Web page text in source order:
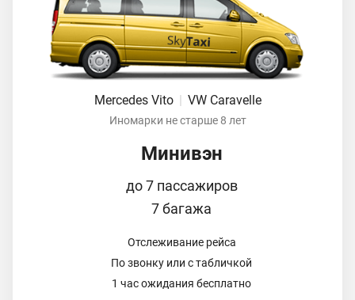
Mercedes Vito VW Caravelle
Иномарки не старше 8 лет
Минивэн
до 7 пассажиров
7 багажа
Отслеживание рейса
По звонку или с табличкой
1 час ожидания бесплатно